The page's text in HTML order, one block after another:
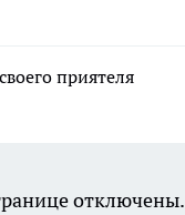
приятеля
отключены.